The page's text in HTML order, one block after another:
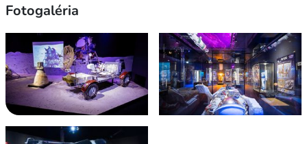
Fotogaléria